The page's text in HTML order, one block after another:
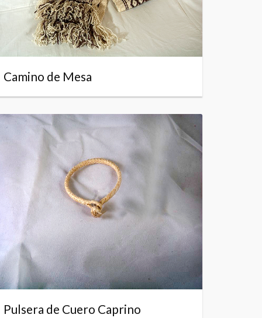
Camino de Mesa
Pulsera de Cuero Caprino